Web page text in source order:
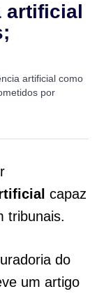
artificial
artificial como
por
capaz
tribunais.
do
um artigo